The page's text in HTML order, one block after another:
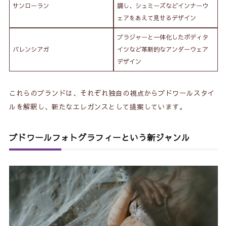
サンローラン
調し、シュミーズなどインナーウ
ェアをあえて見せるデザイン
バレンシアガ
ブラジャーと一体化したボディタ
イツなど革新的なアンダーウェア
デザイン
これらのブランドは、それぞれ独自の視点からブドワールスタイ
ルを解釈し、新たなエレガンスとして提案しています。
ブドワールフォトグラフィーという新ジャンル